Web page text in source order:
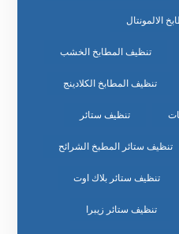
الالمونتال
تنظيف المطابخ الخشب
تنظيف المطابخ الكلادينج
تنظيف ستائر
تنظيف ستائر المطبخ الشرائح
تنظيف ستائر بلاك اوت
تنظيف ستائر زيبرا